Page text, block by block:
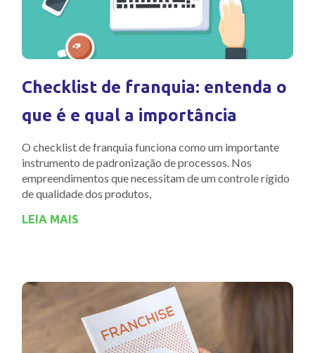
Checklist de franquia: entenda o
que é e qual a importância
O checklist de franquia funciona como um importante
instrumento de padronização de processos. Nos
empreendimentos que necessitam de um controle rígido
de qualidade dos produtos,
LEIA MAIS